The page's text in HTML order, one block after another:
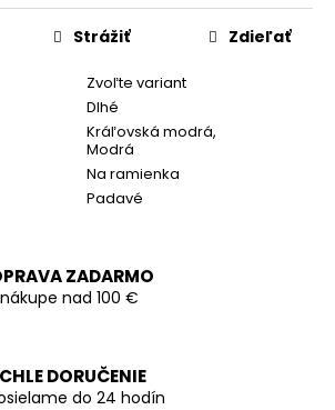
Zvoľte variant
Dlhé
Kráľovská modrá,
Modrá
Na ramienka
Padavé
Strážiť Zdieľať
ZADARMO
nad 100 €
DORUČENIE
do 24 hodín